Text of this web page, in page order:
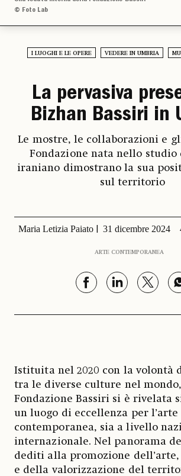
© Foto Lab
I LUOGHI E LE OPERE VEDERE IN UMBRIA
La pervasiva
Bizhan Bassiri in
Le mostre, le collaborazioni e
Fondazione nata nello studio
iraniano dimostrano la sua
sul territorio
Maria Letizia Paiato 31 dicembre 2024
ARTE CONTEMPORANEA
Istituita nel 2020 con la volontà
tra le diverse culture nel
Fondazione Bassiri si è rivelata
un luogo di eccellenza per l’arte
contemporanea, sia a livello
internazionale. Nel panorama
dediti alla promozione
e della valorizzazione del